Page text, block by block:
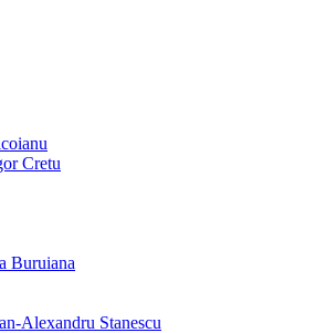
Cretu
Buruiana
Alexandru Stanescu